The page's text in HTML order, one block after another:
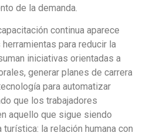
de la demanda.
continua aparece
para reducir la
iniciativas orientadas a
generar planes de carrera
para automatizar
que los trabajadores
aquello que sigue siendo
la relación humana con